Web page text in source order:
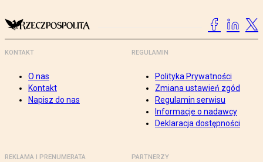
KONTAKT
O nas
Kontakt
Napisz do nas
REGULAMIN
Polityka Prywatności
Zmiana ustawień zgód
Regulamin serwisu
Informacje o nadawcy
Deklaracja dostępności
REKLAMA I PRENUMERATA PARTNERZY